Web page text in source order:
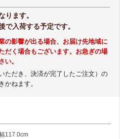
ります。
で入荷する予定です。
の影響が出る場合、お届け先地域に
だく場合もございます。お急ぎの場
い。
ただき、決済が完了したご注文）の
かねます。
117.0cm